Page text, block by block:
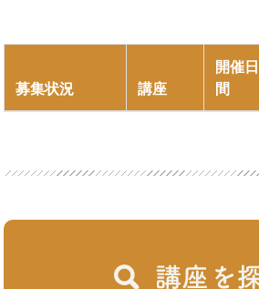
募集状況 講座
開催
間